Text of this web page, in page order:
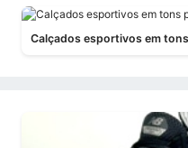
Calçados esportivos em